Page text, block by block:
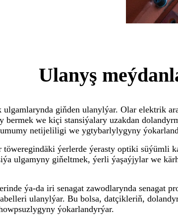
Ulanyş
giňden ulanylýar. Olar elektrik
bermek we kiçi stansiýalary uzakdan
netijeliligi we ygtybarlylygyny
ýerlerde ýerasty optiki süýümli
ulgamyny giňeltmek, ýerli ýaşaýjylar we
ýa-da iri senagat zawodlarynda senagat
ulanylýar. Bu bolsa, datçikleriň,
ýokarlandyrýar.